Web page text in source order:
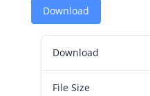
Download
Download
File Size